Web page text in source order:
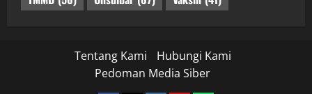
Tentang Kami
Hubungi Kami
Pedoman Media Siber